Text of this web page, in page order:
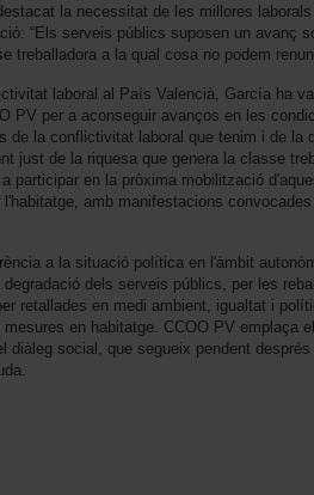
la necessitat de les millores laborals
“Els serveis públics suposen un avanç
treballadora a la qual cosa no podem
laboral al País Valencià, García ha
PV per a aconseguir avanços en les
de la conflictivitat laboral que tenim i de la
just de la riquesa que genera la classe
participar en la pròxima mobilització
amb manifestacions convocades
a la situació política en l'àmbit
dels serveis públics, per les
retallades en medi ambient, igualtat i
en habitatge. CCOO PV emplaça
diàleg social, que segueix pendent després